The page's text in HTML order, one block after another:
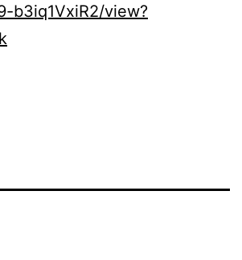
b3iq1VxiR2/view?